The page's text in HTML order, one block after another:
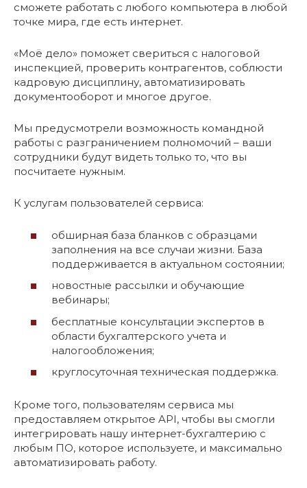
сможете работать с любого компьютера в любой
точке мира, где есть интернет.
«Моё дело» поможет свериться с налоговой
инспекцией, проверить контрагентов, соблюсти
кадровую дисциплину, автоматизировать
документооборот и многое другое.
Мы предусмотрели возможность командной
работы с разграничением полномочий – ваши
сотрудники будут видеть только то, что вы
посчитаете нужным.
К услугам пользователей сервиса:
обширная база бланков с образцами
заполнения на все случаи жизни. База
поддерживается в актуальном состоянии;
новостные рассылки и обучающие
вебинары;
бесплатные консультации экспертов в
области бухгалтерского учета и
налогообложения;
круглосуточная техническая поддержка.
Кроме того, пользователям сервиса мы
предоставляем открытое API, чтобы вы смогли
интегрировать нашу интернет-бухгалтерию с
любым ПО, которое используете, и максимально
автоматизировать работу.